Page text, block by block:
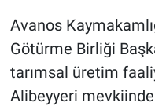
Avanos
Götürme Birliği
tarımsal üretim
Alibeyyeri
Kayseri
Niğde